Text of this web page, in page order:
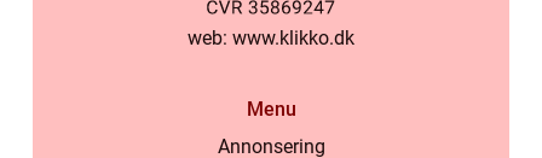
web: www.klikko.dk
Menu
Annonsering